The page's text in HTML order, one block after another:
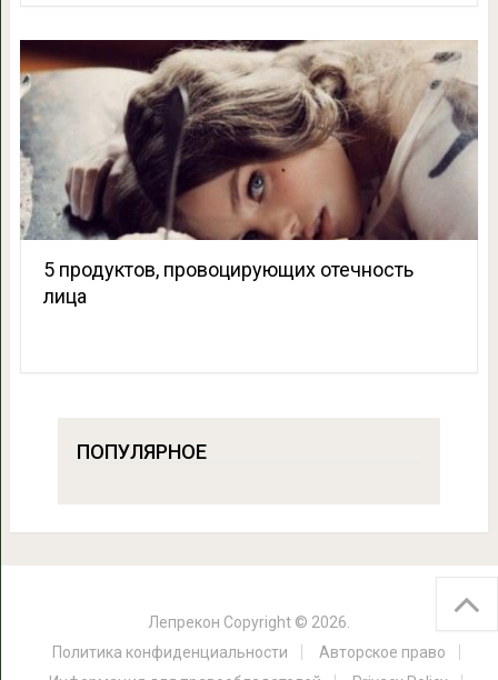
5 продуктов, провоцирующих отечность
лица
ПОПУЛЯРНОЕ
Лепрекон Copyright © 2026.
Политика конфиденциальности
Авторское право